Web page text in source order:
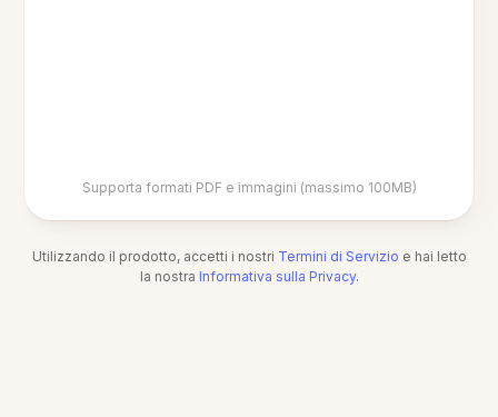
Supporta formati PDF e immagini (massimo 100MB)
Utilizzando il prodotto, accetti i nostri Termini di Servizio e hai letto
la nostra Informativa sulla Privacy.